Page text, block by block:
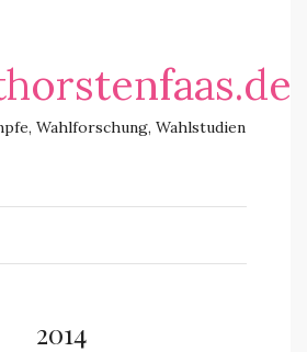
Wahlforschung, Wahlstudien
2014